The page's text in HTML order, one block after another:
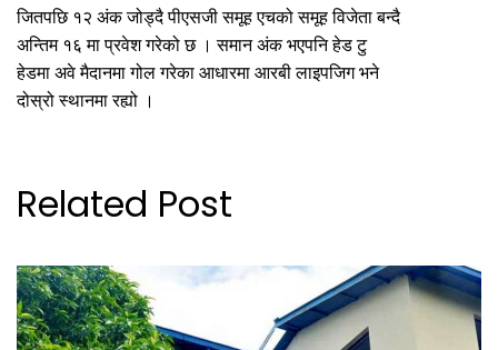
जितपछि १२ अंक जोड्दै पीएसजी समूह एचको समूह विजेता बन्दै
अन्तिम १६ मा प्रवेश गरेको छ । समान अंक भएपनि हेड टु
हेडमा अवे मैदानमा गोल गरेका आधारमा आरबी लाइपजिग भने
दोस्रो स्थानमा रह्यो ।
Related Post